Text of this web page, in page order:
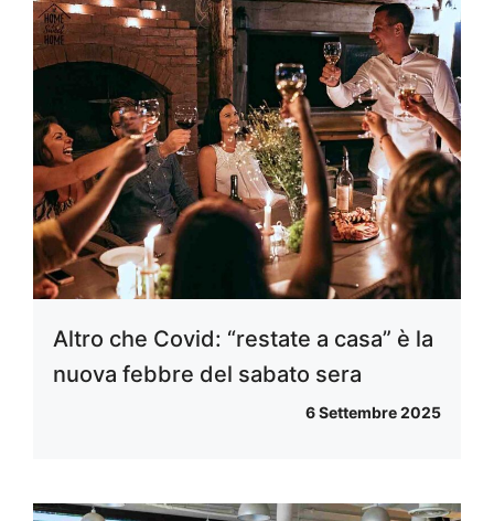
Altro che Covid: “restate a casa” è la
nuova febbre del sabato sera
6 Settembre 2025